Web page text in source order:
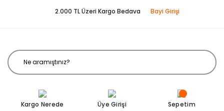
2.000 TL Üzeri Kargo Bedava Bayi Girişi
Kargo Nerede Üye Girişi Sepetim